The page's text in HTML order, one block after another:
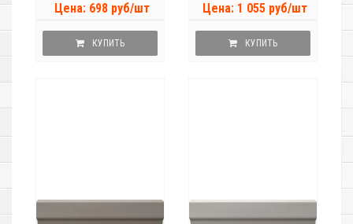
Цена: 698 руб/шт
КУПИТЬ
Цена: 1 055 руб/шт
КУПИТЬ